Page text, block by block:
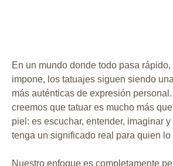
En un mundo donde todo pasa
impone, los tatuajes siguen siendo
más auténticas de expresión
creemos que tatuar es mucho más
piel: es escuchar, entender, imaginar
tenga un significado real para quien lo
Nuestro enfoque es completamente